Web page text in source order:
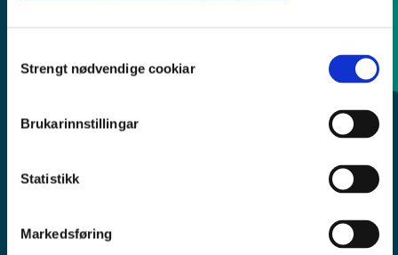
Selection
Strengt nødvendige cookiar
Brukarinnstillingar
Statistikk
Markedsføring